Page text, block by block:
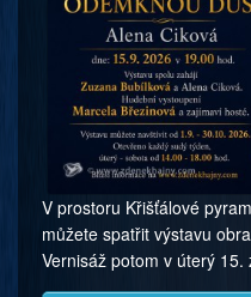
V prostoru Křišťálové
můžete spatřit výstavu
Vernisáž potom v úterý 15.